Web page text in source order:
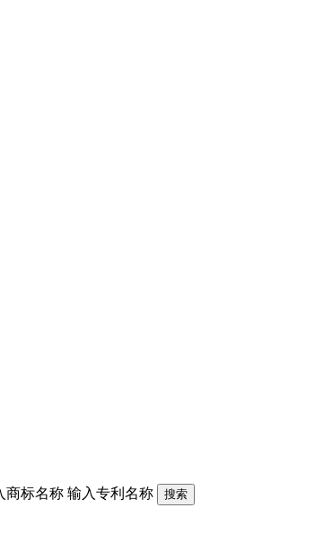
商标名称 输入专利名称